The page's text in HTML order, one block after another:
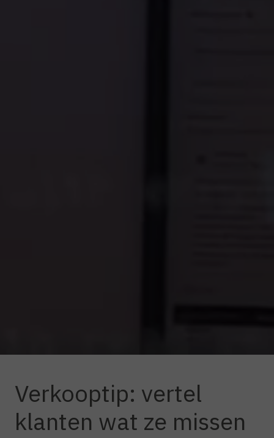
Verkooptip: vertel
klanten wat ze missen